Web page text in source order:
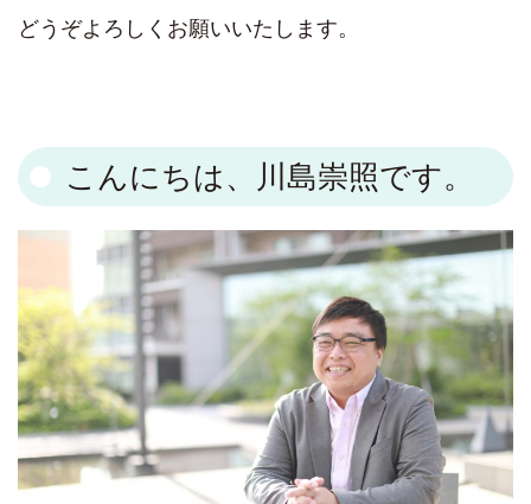
どうぞよろしくお願いいたします。
こんにちは、川島崇照です。